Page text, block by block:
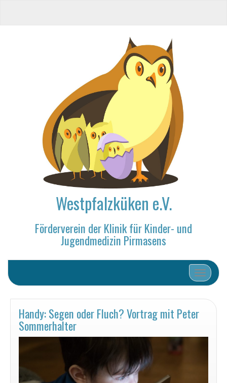
Westpfalzküken e.V.
Förderverein der Klinik für Kinder- und
Jugendmedizin Pirmasens
Schalte
Handy: Segen oder Fluch? Vortrag mit Peter
Sommerhalter